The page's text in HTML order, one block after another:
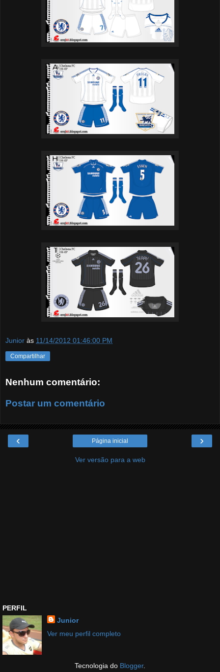
Junior às 11/14/2012 01:46:00 PM
Compartilhar
Nenhum comentário:
Postar um comentário
‹ ›
Página inicial
Ver versão para a web
PERFIL
Junior
Ver meu perfil completo
Tecnologia do Blogger.